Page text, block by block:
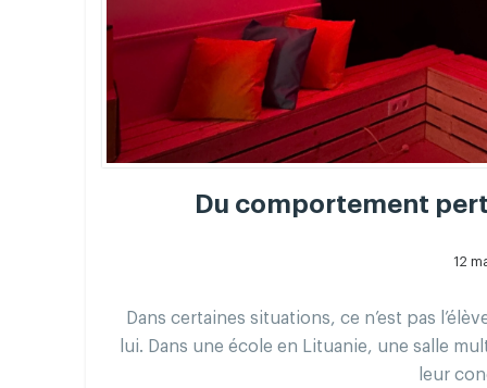
Du comportement
12
Dans certaines situations, ce n’est pas
lui. Dans une école en Lituanie, une salle
leur